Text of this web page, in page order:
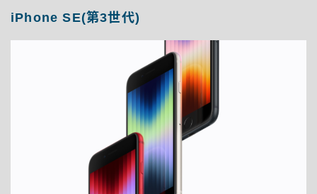
iPhone SE(第3世代)